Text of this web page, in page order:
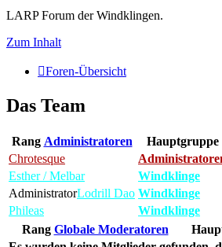
LARP Forum der Windklingen.
Zum Inhalt
Foren-Übersicht
Das Team
Rang Administratoren Hauptgruppe
Chrotesque
Esther / Melbar
Windklinge
AdministratorLodrill Dao Windklinge
Phileas
Windklinge
Rang Globale Moderatoren